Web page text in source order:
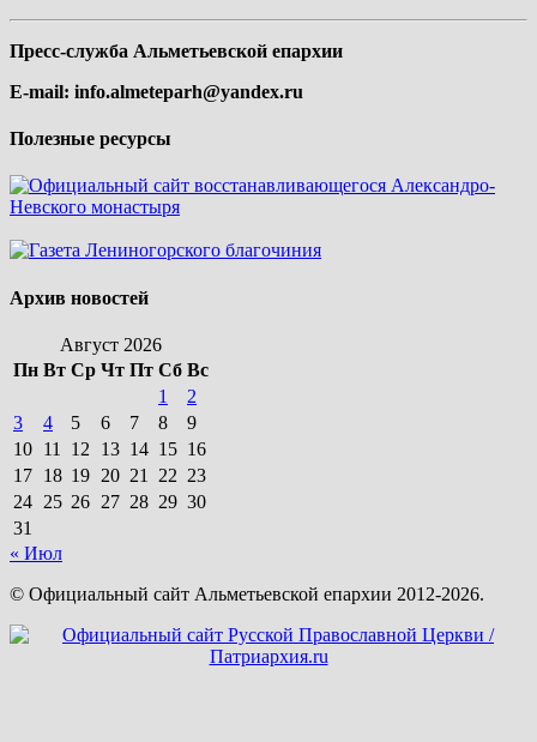
Пресс-служба Альметьевской епархии
E-mail: info.almeteparh@yandex.ru
Полезные ресурсы
Архив новостей
Август 2026
Пн Вт Ср Чт Пт Сб Вс
1
2
3
4 5 6 7 8
9
10 11 12 13 14 15 16
17 18 19 20 21 22 23
24 25 26 27 28 29 30
31
« Июл
© Официальный сайт Альметьевской епархии 2012-2026.